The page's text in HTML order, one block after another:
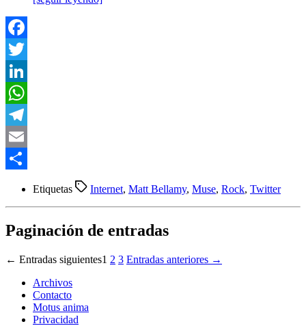
Facebook
Twitter
LinkedIn
WhatsApp
Telegram
Email
Etiquetas Internet, Matt Bellamy, Muse, Rock, Twitter
Paginación de entradas
← Entradas siguientes1 2 3 Entradas anteriores →
Archivos
Contacto
Motus anima
Privacidad